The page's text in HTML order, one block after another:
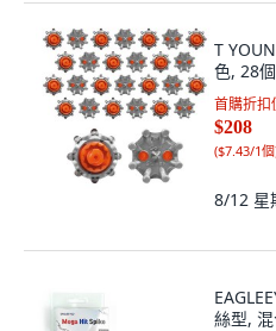
T
色, 28個
首購折扣
$208
($7.43/1個
8/12 星
絲型,